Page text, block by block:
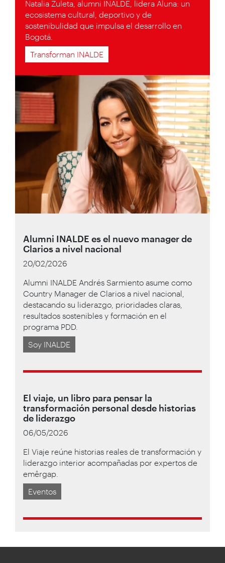
Natalia Zuleta, alumni INALDE, lidera Aluna: un
ecosistema cultural, deportivo y de
sostenibulidad que impulsa el desarrollo en
Bogotá.
Transforman INALDE
Alumni INALDE es el nuevo manager de
Clarios a nivel nacional
20/02/2026
Alumni INALDE Andrés Sarmiento asume como
Country Manager de Clarios a nivel nacional,
destacando su liderazgo, prioridades claras,
resultados sostenibles y formación en el
programa PDD.
Soy INALDE
El viaje, un libro para pensar la
transformación personal desde historias
de liderazgo
06/05/2026
El Viaje reúne historias reales de transformación y
liderazgo interior acompañadas por expertos de
emêrgap.
Eventos